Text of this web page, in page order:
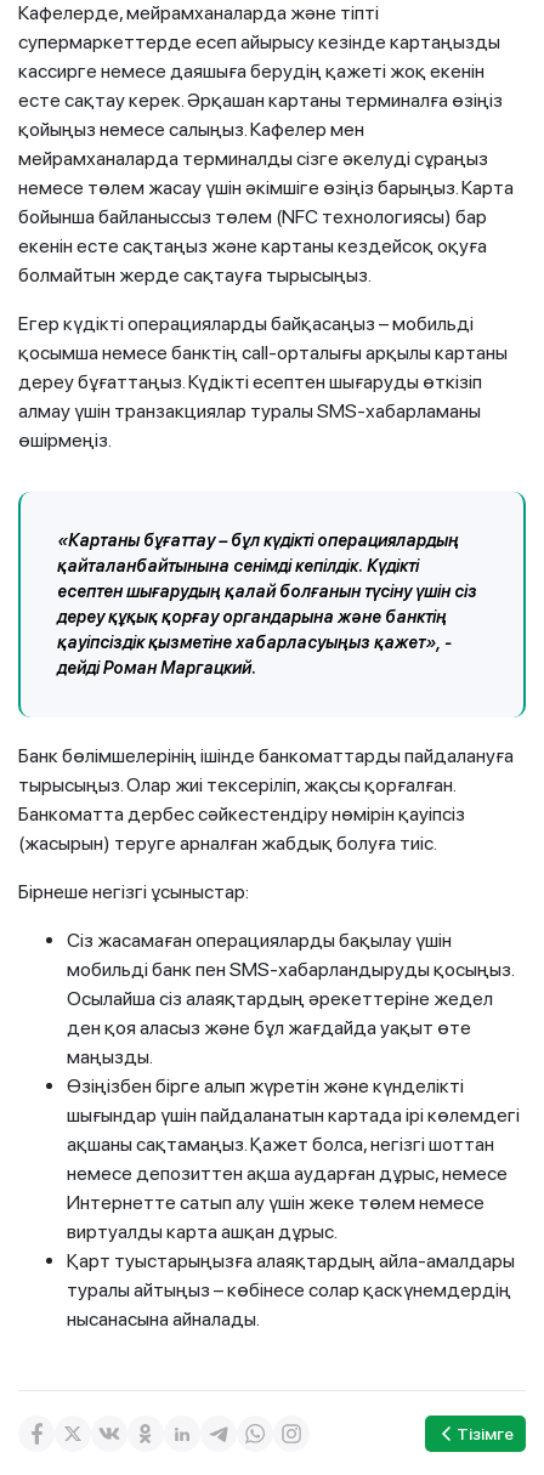
Кафелерде, мейрамханаларда және тіпті
супермаркеттерде есеп айырысу кезінде картаңызды
кассирге немесе даяшыға берудің қажеті жоқ екенін
есте сақтау керек. Әрқашан картаны терминалға өзіңіз
қойыңыз немесе салыңыз. Кафелер мен
мейрамханаларда терминалды сізге әкелуді сұраңыз
немесе төлем жасау үшін әкімшіге өзіңіз барыңыз. Карта
бойынша байланыссыз төлем (NFC технологиясы) бар
екенін есте сақтаңыз және картаны кездейсоқ оқуға
болмайтын жерде сақтауға тырысыңыз.
Егер күдікті операцияларды байқасаңыз – мобильді
қосымша немесе банктің call-орталығы арқылы картаны
дереу бұғаттаңыз. Күдікті есептен шығаруды өткізіп
алмау үшін транзакциялар туралы SMS-хабарламаны
өшірмеңіз.
«Картаны бұғаттау – бұл күдікті операциялардың
қайталанбайтынына сенімді кепілдік. Күдікті
есептен шығарудың қалай болғанын түсіну үшін сіз
дереу құқық қорғау органдарына және банктің
қауіпсіздік қызметіне хабарласуыңыз қажет», -
дейді Роман Маргацкий.
Банк бөлімшелерінің ішінде банкоматтарды пайдалануға
тырысыңыз. Олар жиі тексеріліп, жақсы қорғалған.
Банкоматта дербес сәйкестендіру нөмірін қауіпсіз
(жасырын) теруге арналған жабдық болуға тиіс.
Бірнеше негізгі ұсыныстар:
Сіз жасамаған операцияларды бақылау үшін
мобильді банк пен SMS-хабарландыруды қосыңыз.
Осылайша сіз алаяқтардың әрекеттеріне жедел
ден қоя аласыз және бұл жағдайда уақыт өте
маңызды.
Өзіңізбен бірге алып жүретін және күнделікті
шығындар үшін пайдаланатын картада ірі көлемдегі
ақшаны сақтамаңыз. Қажет болса, негізгі шоттан
немесе депозиттен ақша аударған дұрыс, немесе
Интернетте сатып алу үшін жеке төлем немесе
виртуалды карта ашқан дұрыс.
Қарт туыстарыңызға алаяқтардың айла-амалдары
туралы айтыңыз – көбінесе солар қаскүнемдердің
нысанасына айналады.
Тізімге